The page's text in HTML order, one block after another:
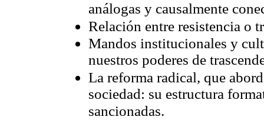
análogas y causalmente
Relación entre resistencia o
Mandos institucionales y
nuestros poderes de
La reforma radical, que
sociedad: su estructura
sancionadas.